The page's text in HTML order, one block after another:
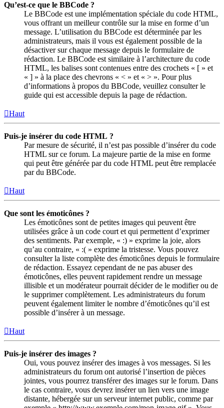
Qu’est-ce que le BBCode ?
Le BBCode est une implémentation spéciale du code HTML,
vous offrant un meilleur contrôle sur la mise en forme d’un
message. L’utilisation du BBCode est déterminée par les
administrateurs, mais il vous est également possible de la
désactiver sur chaque message depuis le formulaire de
rédaction. Le BBCode est similaire à l’architecture du code
HTML, les balises sont contenues entre des crochets « [ » et
« ] » à la place des chevrons « < » et « > ». Pour plus
d’informations à propos du BBCode, veuillez consulter le
guide qui est accessible depuis la page de rédaction.
Haut
Puis-je insérer du code HTML ?
Par mesure de sécurité, il n’est pas possible d’insérer du code
HTML sur ce forum. La majeure partie de la mise en forme
qui peut être générée par du code HTML peut être remplacée
par du BBCode.
Haut
Que sont les émoticônes ?
Les émoticônes sont de petites images qui peuvent être
utilisées grâce à un code court et qui permettent d’exprimer
des sentiments. Par exemple, « :) » exprime la joie, alors
qu’au contraire, « :( » exprime la tristesse. Vous pouvez
consulter la liste complète des émoticônes depuis le formulaire
de rédaction. Essayez cependant de ne pas abuser des
émoticônes, elles peuvent rapidement rendre un message
illisible et un modérateur pourrait décider de le modifier ou de
le supprimer complètement. Les administrateurs du forum
peuvent également limiter le nombre d’émoticônes qu’il est
possible d’insérer à un message.
Haut
Puis-je insérer des images ?
Oui, vous pouvez insérer des images à vos messages. Si les
administrateurs du forum ont autorisé l’insertion de pièces
jointes, vous pourrez transférer des images sur le forum. Dans
le cas contraire, vous devrez insérer un lien vers une image
distante, hébergée sur un serveur internet public, comme par